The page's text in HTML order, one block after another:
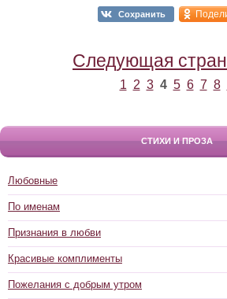
Сохранить
Следующая
1 2 3 4 5 6 7 8
СТИХИ И ПРОЗА
Любовные
По именам
Признания в любви
Красивые комплименты
Пожелания с добрым утром